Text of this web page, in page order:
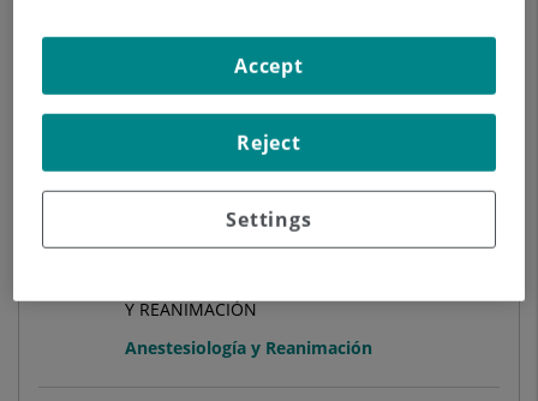
Ver ficha
Lucie Vondrackova
Y REANIMACIÓN
Anestesiología y Reanimación
Settings
Reject
Accept